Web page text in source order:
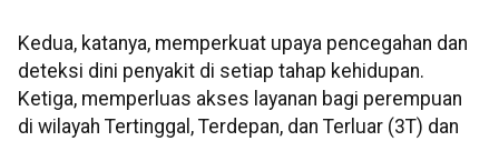
Kedua, katanya, memperkuat upaya pencegahan dan
deteksi dini penyakit di setiap tahap kehidupan.
Ketiga, memperluas akses layanan bagi perempuan
di wilayah Tertinggal, Terdepan, dan Terluar (3T) dan